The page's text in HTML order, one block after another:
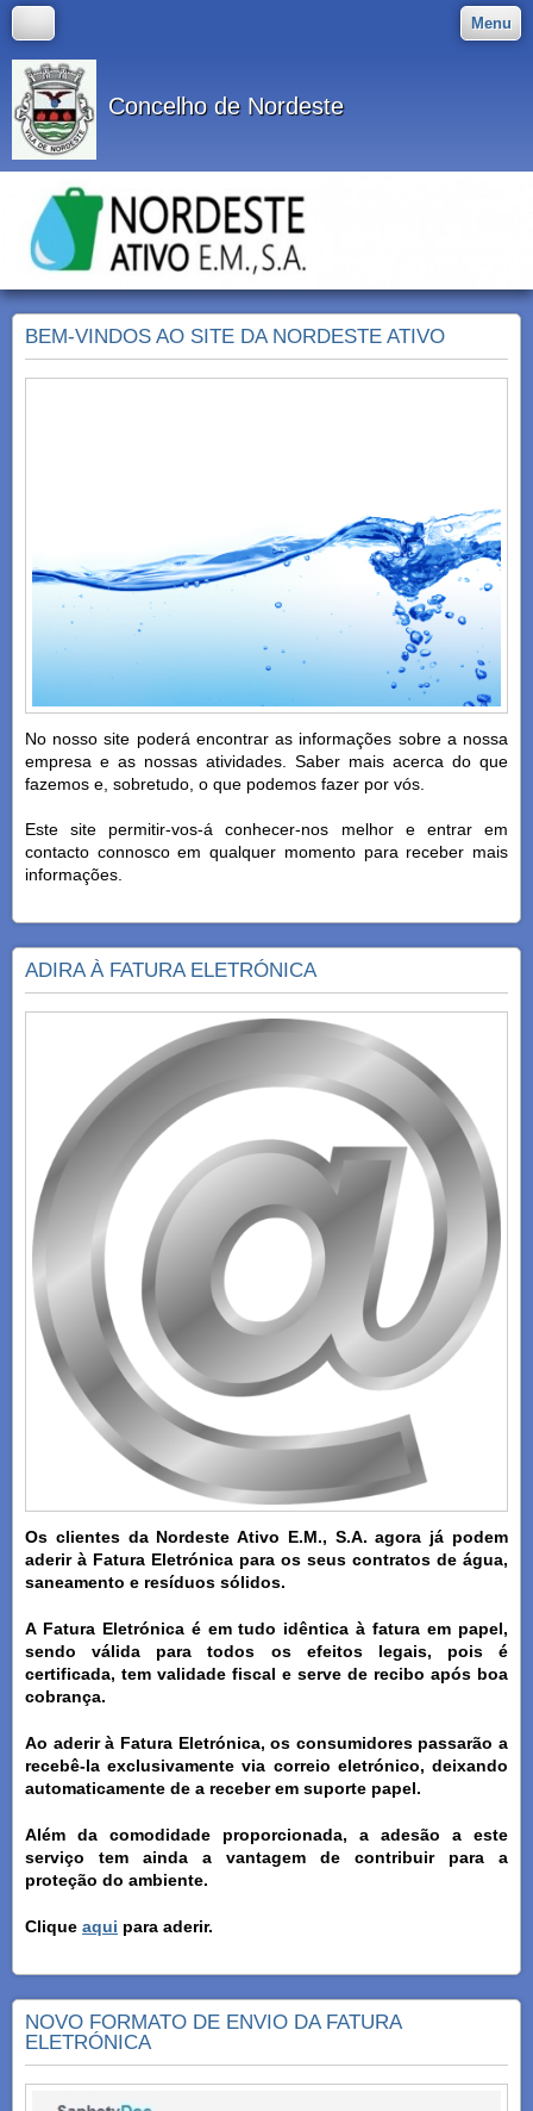
Menu
Concelho de Nordeste
BEM-VINDOS AO SITE DA NORDESTE ATIVO
No nosso site poderá encontrar as informações sobre a nossa
empresa e as nossas atividades. Saber mais acerca do que
fazemos e, sobretudo, o que podemos fazer por vós.
Este site permitir-vos-á conhecer-nos melhor e entrar em
contacto connosco em qualquer momento para receber mais
informações.
ADIRA À FATURA ELETRÓNICA
Os clientes da Nordeste Ativo E.M., S.A. agora já podem
aderir à Fatura Eletrónica para os seus contratos de água,
saneamento e resíduos sólidos.
A Fatura Eletrónica é em tudo idêntica à fatura em papel,
sendo válida para todos os efeitos legais, pois é
certificada, tem validade fiscal e serve de recibo após boa
cobrança.
Ao aderir à Fatura Eletrónica, os consumidores passarão a
recebê-la exclusivamente via correio eletrónico, deixando
automaticamente de a receber em suporte papel.
Além da comodidade proporcionada, a adesão a este
serviço tem ainda a vantagem de contribuir para a
proteção do ambiente.
Clique aqui para aderir.
NOVO FORMATO DE ENVIO DA FATURA
ELETRÓNICA